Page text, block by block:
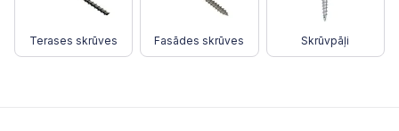
Terases skrūves Fasādes skrūves Skrūvpāļi